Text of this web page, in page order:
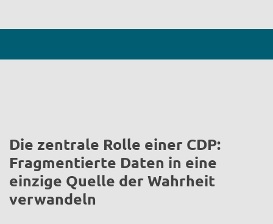
Die zentrale Rolle einer CDP:
Fragmentierte Daten in eine
einzige Quelle der Wahrheit
verwandeln